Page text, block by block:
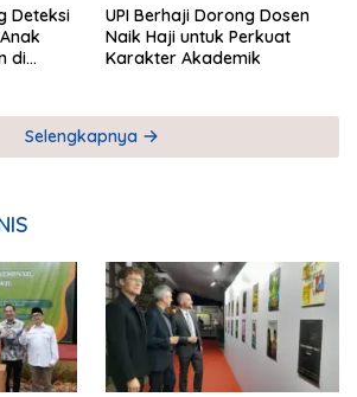
Deteksi
di
UPI Berhaji Dorong Dosen
Naik Haji untuk Perkuat
Karakter Akademik
Selengkapnya